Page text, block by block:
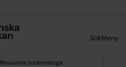
SökMeny
Revsunds sockenstuga